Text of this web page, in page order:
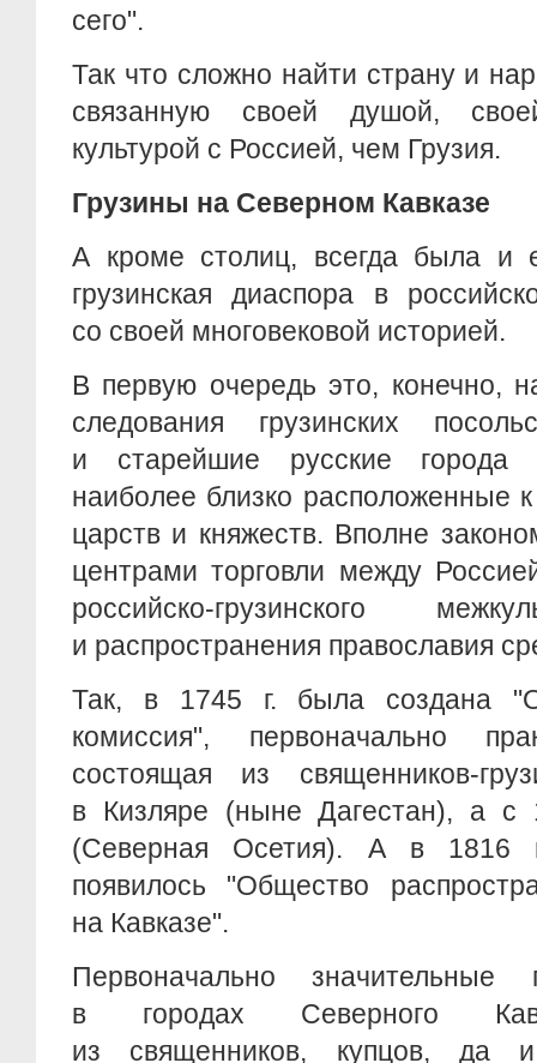
сего".
Так что сложно найти страну и
связанную своей душой,
культурой с Россией, чем Грузия.
Грузины на Северном Кавказе
А кроме столиц, всегда была и
грузинская диаспора в
со своей многовековой историей.
В первую очередь это, конечно,
следования грузинских
и старейшие русские города
наиболее близко расположенные к
царств и княжеств. Вполне
центрами торговли между
российско-грузинского
и распространения православия
Так, в 1745 г. была создана
комиссия", первоначально
состоящая из священников-
в Кизляре (ныне Дагестан), а с
(Северная Осетия). А в 1816
появилось "Общество
на Кавказе".
Первоначально значительные
в городах Северного
из священников, купцов, да